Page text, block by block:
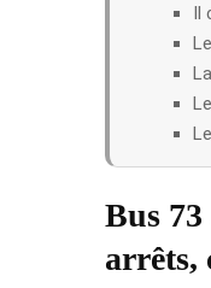
Il
Bus
arrêts,